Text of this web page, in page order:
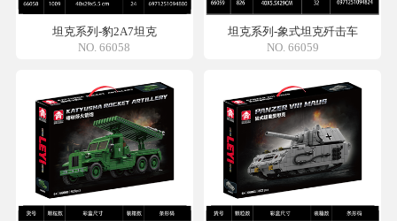
坦克系列-豹2A7坦克
NO. 66058
坦克系列-象式坦克歼击车
NO. 66059